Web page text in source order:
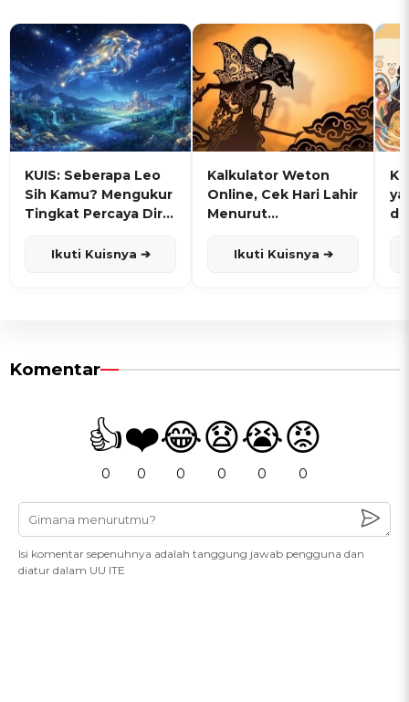
KUIS: Seberapa Leo
Sih Kamu? Mengukur
Tingkat Percaya Diri
Ikuti Kuisnya ➔
Kalkulator Weton
Online, Cek Hari Lahir
Menurut
Ikuti Kuisnya ➔
Komentar
👍
0
❤️
0
😂
0
😧
0
😭
0
😡
0
Isi komentar sepenuhnya adalah tanggung jawab pengguna dan
diatur dalam UU ITE